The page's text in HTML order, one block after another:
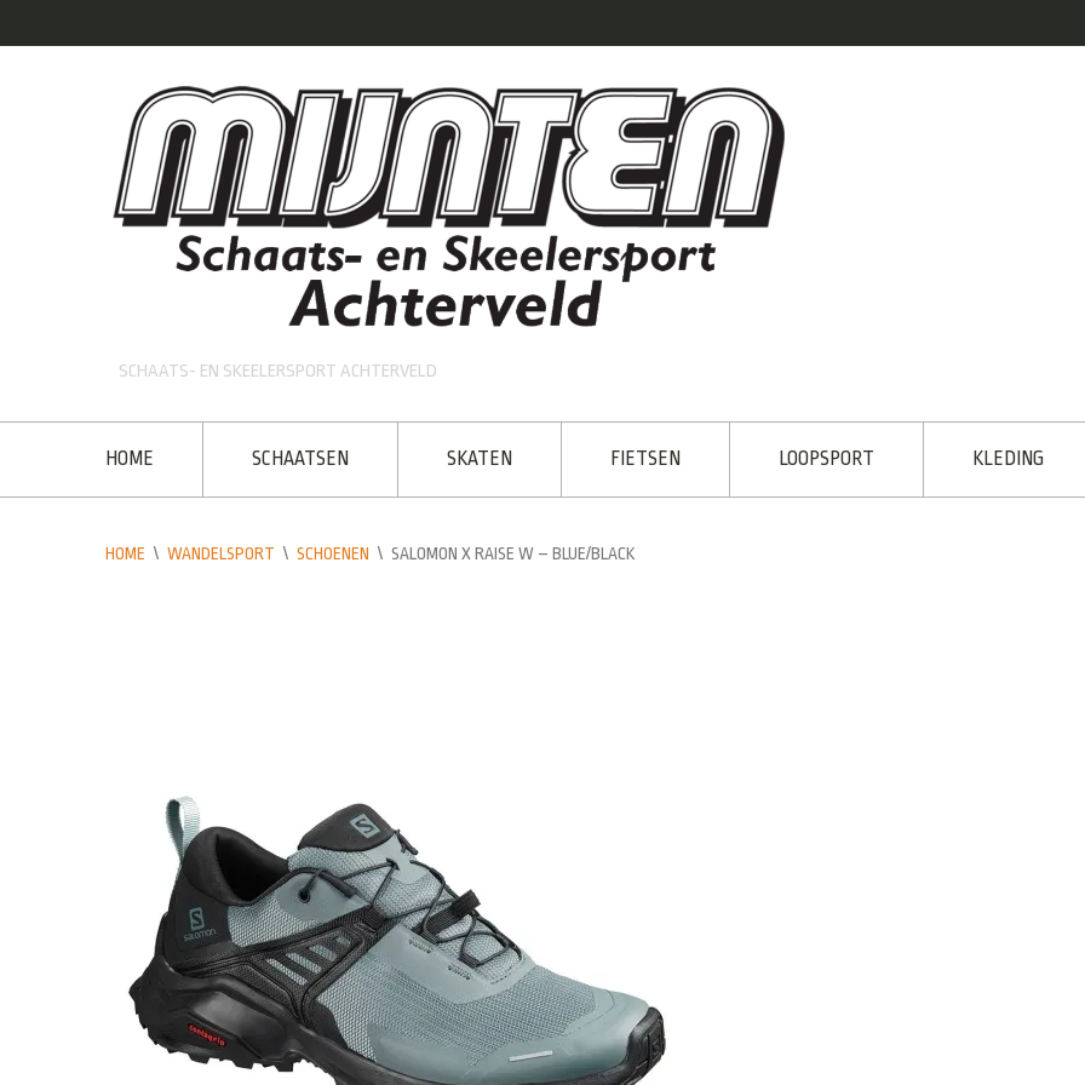
SCHAATS- EN SKEELERSPORT ACHTERVELD
HOME SCHAATSEN SKATEN FIETSEN LOOPSPORT KLEDING
HOME \ WANDELSPORT \ SCHOENEN \ SALOMON X RAISE W – BLUE/BLACK